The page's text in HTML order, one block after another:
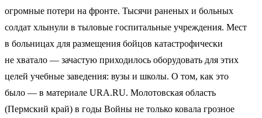
огромные потери на фронте. Тысячи раненых и больных
солдат хлынули в тыловые госпитальные учреждения. Мест
в больницах для размещения бойцов катастрофически
не хватало — зачастую приходилось оборудовать для этих
целей учебные заведения: вузы и школы. О том, как это
было — в материале URA.RU. Молотовская область
(Пермский край) в годы Войны не только ковала грозное